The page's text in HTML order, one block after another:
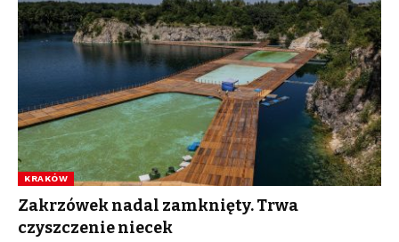
KRAKÓW
Zakrzówek nadal zamknięty. Trwa
czyszczenie niecek